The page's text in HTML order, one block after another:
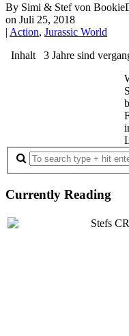
By Simi & Stef von
on Juli 25, 2018
| Action, Jurassic World
Inhalt 3 Jahre sind
Currently Reading